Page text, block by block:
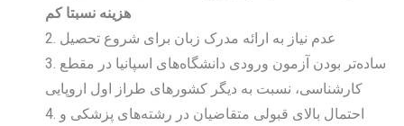
هزینه نسبتا کم
2. عدم نیاز به ارائه مدرک زبان برای شروع تحصیل
3. ساده‌تر بودن آزمون ورودی دانشگاه‌های اسپانیا در مقطع
کارشناسی، نسبت به دیگر کشورهای طراز اول اروپایی
4. احتمال بالای قبولی متقاضیان در رشته‌های پزشکی و